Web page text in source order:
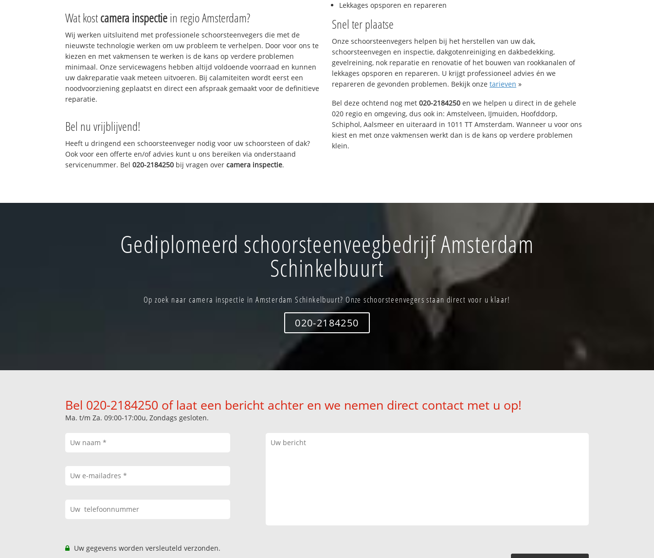
Wat kostcamera inspectiein regio Amsterdam?
Wij werken uitsluitend met professionele schoorsteenvegers die met de
nieuwste technologie werken om uw probleem te verhelpen. Door voor ons te
kiezen en met vakmensen te werken is de kans op verdere problemen
minimaal. Onze servicewagens hebben altijd voldoende voorraad en kunnen
uw dakreparatie vaak meteen uitvoeren. Bij calamiteiten wordt eerst een
noodvoorziening geplaatst en direct een afspraak gemaakt voor de definitieve
reparatie.
Bel nu vrijblijvend!
Heeft u dringend een schoorsteenveger nodig voor uw schoorsteen of dak?
Ook voor een offerte en/of advies kunt u ons bereiken via onderstaand
servicenummer. Bel020-2184250 bij vragen overcamera inspectie.
Lekkages opsporen en repareren
Snel ter plaatse
Onze schoorsteenvegers helpen bij het herstellen van uw dak,
schoorsteenvegen en inspectie, dakgotenreiniging en dakbedekking,
gevelreining, nok reparatie en renovatie of het bouwen van rookkanalen of
lekkages opsporen en repareren. U krijgt professioneel advies én we
repareren de gevonden problemen. Bekijk onze tarieven »
Bel deze ochtend nog met 020-2184250 en we helpen u direct in de gehele
020 regio en omgeving, dus ook in: Amstelveen, IJmuiden, Hoofddorp,
Schiphol, Aalsmeer en uiteraard in 1011 TT Amsterdam. Wanneer u voor ons
kiest en met onze vakmensen werkt dan is de kans op verdere problemen
klein.
Gediplomeerd schoorsteenveegbedrijf Amsterdam
Schinkelbuurt
Op zoek naar camera inspectie in Amsterdam Schinkelbuurt? Onze schoorsteenvegers staan direct voor u klaar!
020-2184250
Bel 020-2184250 of laat een bericht achter en we nemen direct contact met u op!
Ma. t/m Za. 09:00-17:00u, Zondags gesloten.
Uw gegevens worden versleuteld verzonden.